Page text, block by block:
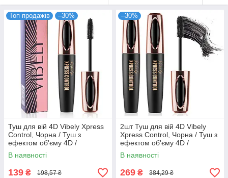
Топ продажів –30%
Туш для вій 4D Vibely Xpress
Control, Чорна / Туш з
ефектом об'єму 4D /
Водостійка туш подовжуюча
В наявності
139 ₴ 198,57 ₴
–30%
2шт Туш для вій 4D Vibely
Xpress Control, Чорна / Туш з
ефектом об'єму 4D /
Водостійка туш подовжуюча
В наявності
269 ₴ 384,29 ₴